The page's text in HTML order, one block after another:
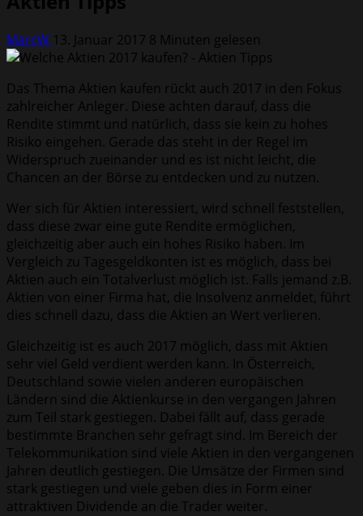
MarcW 13. Januar 2017 8 Minuten gelesen
Das Thema Aktien kaufen rückt auch 2017 in den Fokus
zahlreicher Anleger. Diese achten darauf, dass die
Rendite stimmt und natürlich, dass sie kein zu hohes
Risiko eingehen. Gerade das steht in der Regel im
Widerspruch zueinander und es ist nicht leicht, die
Chancen an der Börse zu entdecken und zu nutzen.
Wer sich für Aktien interessiert, wird schnell feststellen,
dass diese zwar eine gute Rendite ermöglichen,
gleichzeitig aber auch ein hohes Risiko haben. Im
Vergleich zu Tagesgeldkonten ist es möglich, dass bei
Aktien auch ein Totalverlust möglich ist. Falls jemand z.B.
Aktien von einer Firma hat, die Insolvenz anmeldet, führt
dies schnell dazu, dass die Aktien an Wert verlieren.
Gleichzeitig ist es auch 2017 möglich, dass mit Aktien
sehr viel Geld verdient werden kann. In Österreich,
Deutschland sowie vielen anderen europäischen
Ländern sind die Aktienkurse in den vergangen Jahren
zum Teil stark gestiegen. Dabei fällt auf, dass gerade
bestimmte Branchen sehr gefragt sind. Im Bereich der
Telekommunikation sind viele Aktien in den vergangenen
Jahren deutlich gestiegen. Die Umsätze der Firmen sind
stark gestiegen und viele geben dies in Form einer
attraktiven Dividende an die Trader weiter.